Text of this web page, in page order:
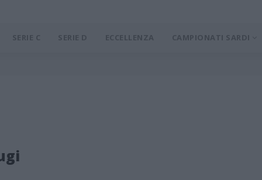
SERIE C SERIE D ECCELLENZA CAMPIONATI SARDI